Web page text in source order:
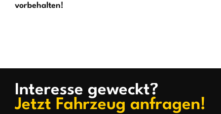
vorbehalten!
Interesse geweckt?
Jetzt Fahrzeug anfragen!